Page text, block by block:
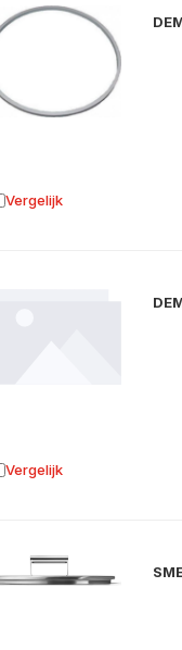
Vergelijk aan vergelijking
Vergelijk aan vergelijking